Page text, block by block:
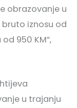
obrazovanje u
iznosu od
950 KM”,
u trajanju